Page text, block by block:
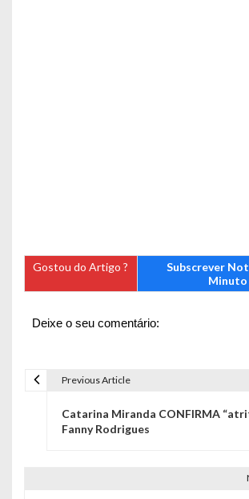
Gostou do Artigo ?
Subscrever
Minuto
Deixe o seu comentário:
Previous Article
Catarina Miranda CONFIRMA
Fanny Rodrigues